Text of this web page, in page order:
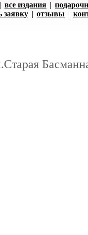
| все издания |
заявку | отзывы |